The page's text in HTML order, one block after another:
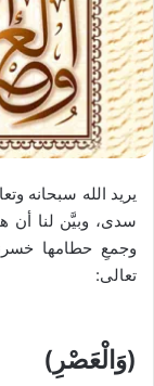
يريد الله سبحانه
سدى، وبيَّن لنا أن
وجمعِ حطامها
تعالى:
(وَالْعَصْرِ)